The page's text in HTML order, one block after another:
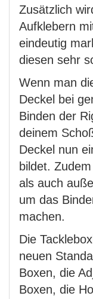
Zusätzlich
Aufklebern
eindeutig
diesen sehr
Wenn man
Deckel bei
Binden der
deinem
Deckel nun
bildet.
als auch
um das
machen.
Die
neuen
Boxen, die
Boxen, die